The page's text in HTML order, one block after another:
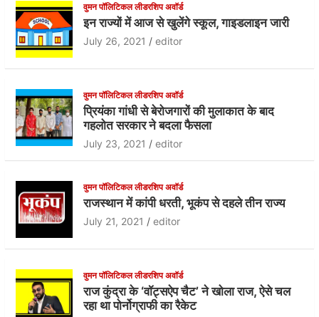
e
b
o
o
k
er s
A
p
वुमन पॉलिटिकल लीडरशिप अवॉर्ड
इन राज्यों में आज से खुलेंगे स्कूल, गाइडलाइन जारी
July 26, 2021 editor
वुमन पॉलिटिकल लीडरशिप अवॉर्ड
प्रियंका गांधी से बेरोजगारों की मुलाकात के बाद
गहलोत सरकार ने बदला फैसला
July 23, 2021 editor
वुमन पॉलिटिकल लीडरशिप अवॉर्ड
राजस्थान में कांपी धरती, भूकंप से दहले तीन राज्य
July 21, 2021 editor
वुमन पॉलिटिकल लीडरशिप अवॉर्ड
राज कुंद्रा के ‘वॉट्सऐप चैट’ ने खोला राज, ऐसे चल
रहा था पोर्नोग्राफी का रैकेट